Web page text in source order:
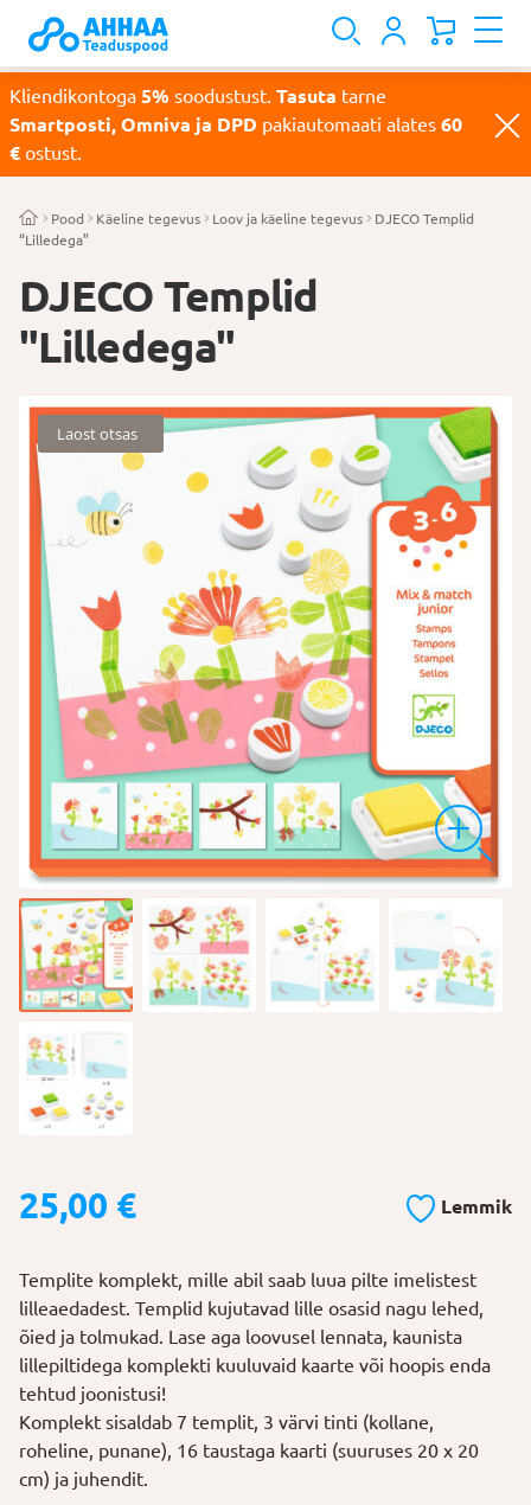
Kliendikontoga 5% soodustust. Tasuta tarne
Smartposti, Omniva ja DPD pakiautomaati alates 60
€ ostust.
Pood Käeline tegevus Loov ja käeline tegevus
DJECO Templid
“Lilledega”
DJECO Templid
"Lilledega"
Laost otsas
25,00 € Lemmik
Templite komplekt, mille abil saab luua pilte imelistest
lilleaedadest. Templid kujutavad lille osasid nagu lehed,
õied ja tolmukad. Lase aga loovusel lennata, kaunista
lillepiltidega komplekti kuuluvaid kaarte või hoopis enda
tehtud joonistusi!
Komplekt sisaldab 7 templit, 3 värvi tinti (kollane,
roheline, punane), 16 taustaga kaarti (suuruses 20 x 20
cm) ja juhendit.